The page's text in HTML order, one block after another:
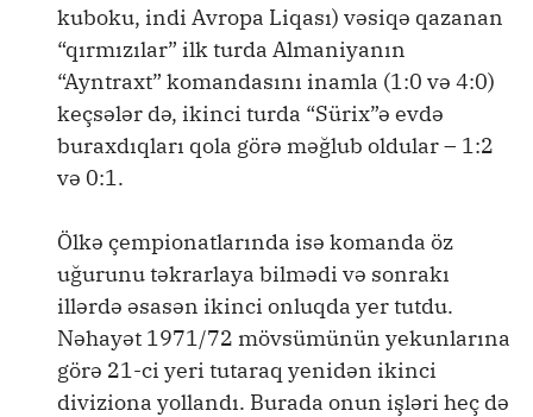
kuboku, indi Avropa Liqası) vəsiqə qazanan
“qırmızılar” ilk turda Almaniyanın
“Ayntraxt” komandasını inamla (1:0 və 4:0)
keçsələr də, ikinci turda “Sürix”ə evdə
buraxdıqları qola görə məğlub oldular – 1:2
və 0:1.
Ölkə çempionatlarında isə komanda öz
uğurunu təkrarlaya bilmədi və sonrakı
illərdə əsasən ikinci onluqda yer tutdu.
Nəhayət 1971/72 mövsümünün yekunlarına
görə 21-ci yeri tutaraq yenidən ikinci
diviziona yollandı. Burada onun işləri heç də